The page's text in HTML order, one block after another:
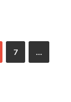
7 …